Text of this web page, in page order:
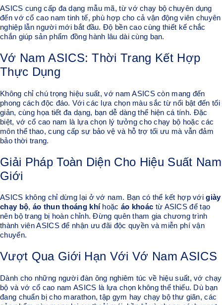
ASICS cung cấp đa dạng mẫu mã, từ vớ chạy bộ chuyên dụng
đến vớ cổ cao nam tinh tế, phù hợp cho cả vận động viên chuyên
nghiệp lẫn người mới bắt đầu. Độ bền cao cùng thiết kế chắc
chắn giúp sản phẩm đồng hành lâu dài cùng bạn.
Vớ Nam ASICS: Thời Trang Kết Hợp
Thực Dụng
Không chỉ chú trọng hiệu suất, vớ nam ASICS còn mang đến
phong cách độc đáo. Với các lựa chọn màu sắc từ nổi bật đến tối
giản, cùng họa tiết đa dạng, bạn dễ dàng thể hiện cá tính. Đặc
biệt, vớ cổ cao nam là lựa chọn lý tưởng cho chạy bộ hoặc các
môn thể thao, cung cấp sự bảo vệ và hỗ trợ tối ưu mà vẫn đảm
bảo thời trang.
Giải Pháp Toàn Diện Cho Hiệu Suất Nam
Giới
ASICS không chỉ dừng lại ở vớ nam. Bạn có thể kết hợp vớigiày
chạy bộ, áo thun thoáng khíhoặc áo khoác từ ASICS để tạo
nên bộ trang bị hoàn chỉnh. Đừng quên tham gia chương trình
thành viên ASICS để nhận ưu đãi độc quyền và miễn phí vận
chuyển.
Vượt Qua Giới Hạn Với Vớ Nam ASICS
Dành cho những người đàn ông nghiêm túc về hiệu suất, vớ chạy
bộ và vớ cổ cao nam ASICS là lựa chọn không thể thiếu. Dù bạn
đang chuẩn bị cho marathon, tập gym hay chạy bộ thư giãn, các